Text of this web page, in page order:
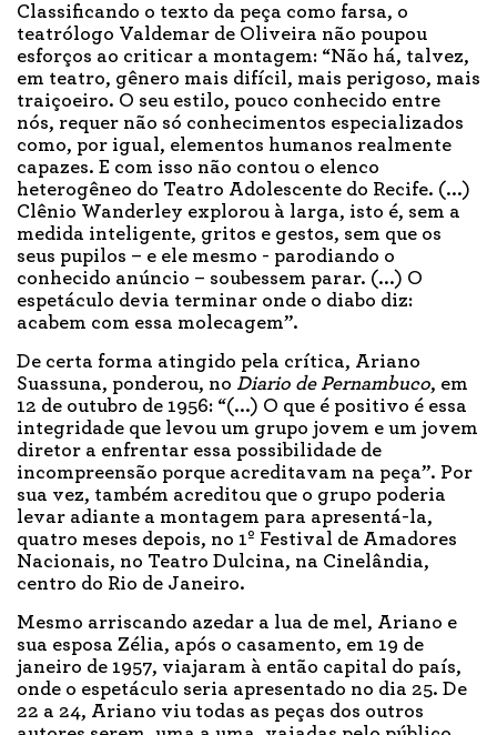
Classificando o texto da peça como farsa, o
teatrólogo Valdemar de Oliveira não poupou
esforços ao criticar a montagem: “Não há, talvez,
em teatro, gênero mais difícil, mais perigoso, mais
traiçoeiro. O seu estilo, pouco conhecido entre
nós, requer não só conhecimentos especializados
como, por igual, elementos humanos realmente
capazes. E com isso não contou o elenco
heterogêneo do Teatro Adolescente do Recife. (...)
Clênio Wanderley explorou à larga, isto é, sem a
medida inteligente, gritos e gestos, sem que os
seus pupilos – e ele mesmo - parodiando o
conhecido anúncio – soubessem parar. (...) O
espetáculo devia terminar onde o diabo diz:
acabem com essa molecagem”.
De certa forma atingido pela crítica, Ariano
Suassuna, ponderou, no Diario de Pernambuco, em
12 de outubro de 1956: “(...) O que é positivo é essa
integridade que levou um grupo jovem e um jovem
diretor a enfrentar essa possibilidade de
incompreensão porque acreditavam na peça”. Por
sua vez, também acreditou que o grupo poderia
levar adiante a montagem para apresentá-la,
quatro meses depois, no 1º Festival de Amadores
Nacionais, no Teatro Dulcina, na Cinelândia,
centro do Rio de Janeiro.
Mesmo arriscando azedar a lua de mel, Ariano e
sua esposa Zélia, após o casamento, em 19 de
janeiro de 1957, viajaram à então capital do país,
onde o espetáculo seria apresentado no dia 25. De
22 a 24, Ariano viu todas as peças dos outros